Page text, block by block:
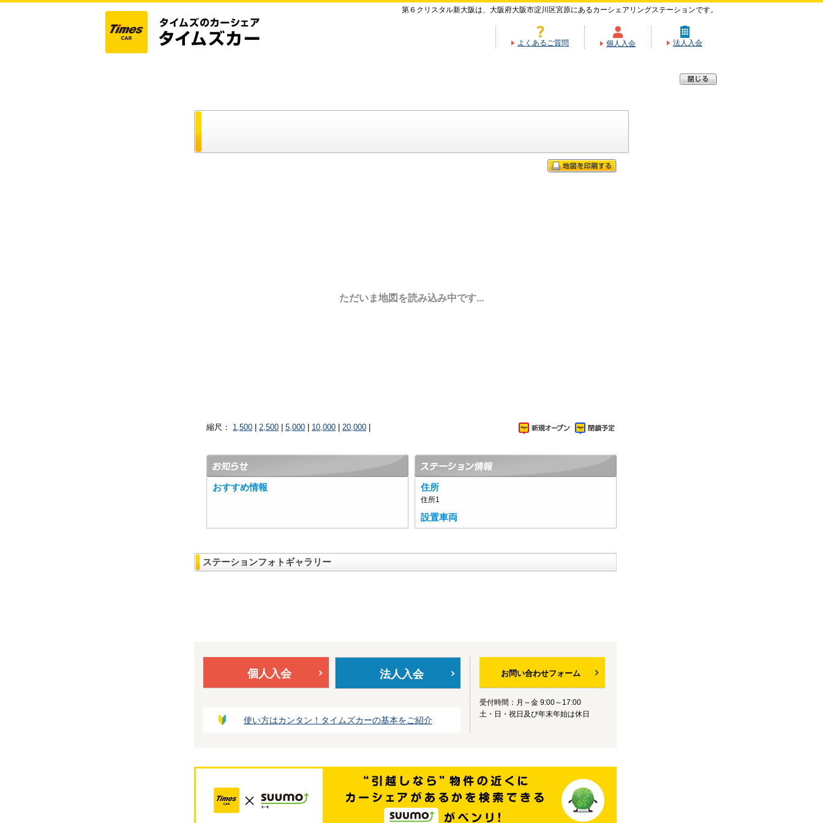
第６クリスタル新大阪は、大阪府大阪市淀川区宮原にあるカーシェアリングステーションです。
よくあるご質問 個人入会 法人入会
ただいま地図を読み込み中です...
縮尺： 1,500 2,500 5,000 10,000 20,000
おすすめ情報 住所
住所1
設置車両
ステーションフォトギャラリー
個人入会 法人入会
使い方はカンタン！タイムズカーの基本をご紹介
お問い合わせフォーム
受付時間：月～金 9:00～17:00
土・日・祝日及び年末年始は休日